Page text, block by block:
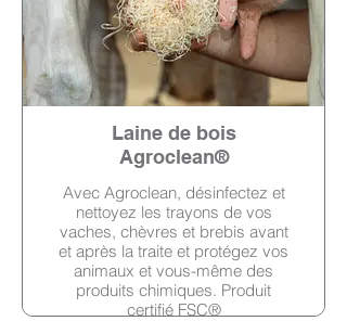
Laine de bois
Agroclean®
Avec Agroclean, désinfectez et
nettoyez les trayons de vos
vaches, chèvres et brebis avant
et après la traite et protégez vos
animaux et vous-même des
produits chimiques. Produit
certifié FSC®